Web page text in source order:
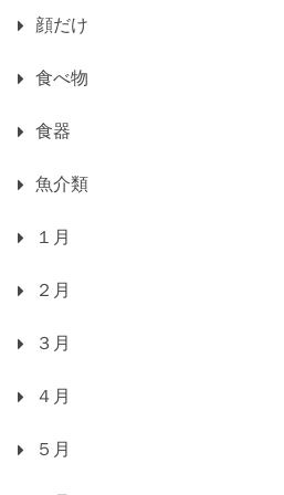
顔だけ
食べ物
食器
魚介類
１月
２月
３月
４月
５月